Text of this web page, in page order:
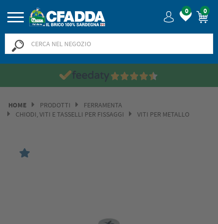
0 0
HOME PRODOTTI
FERRAMENTA
CHIODI, VITI E TASSELLI PER FISSAGGI
VITI PER METALLO